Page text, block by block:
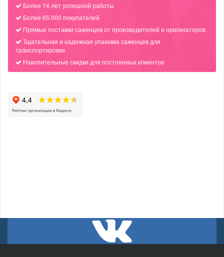
Более 14 лет успешной работы
Более 65 000 покупателей
Прямые поставки саженцев от производителей и оригинаторов
Тщательная и надежная упаковка саженцев для
транспортировки
Накопительные скидки для постоянных клиентов